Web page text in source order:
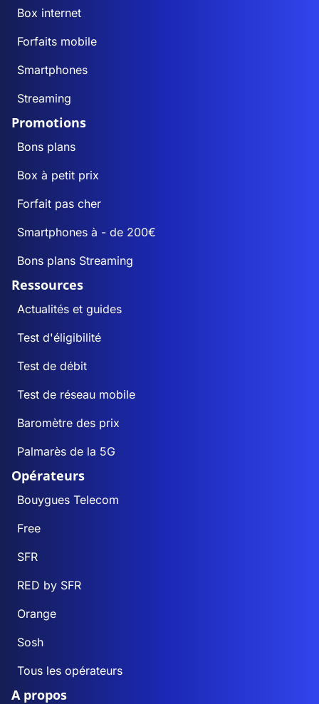
Box internet
Forfaits mobile
Smartphones
Streaming
Promotions
Bons plans
Box à petit prix
Forfait pas cher
Smartphones à - de 200€
Bons plans Streaming
Ressources
Actualités et guides
Test d'éligibilité
Test de débit
Test de réseau mobile
Baromètre des prix
Palmarès de la 5G
Opérateurs
Bouygues Telecom
Free
SFR
RED by SFR
Orange
Sosh
Tous les opérateurs
A propos